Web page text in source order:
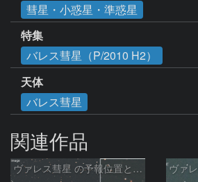
彗星・小惑星・準惑星
特集
バレス彗星（P/2010 H2）
天体
バレス彗星
関連作品
ヴァレス彗星 の予報位置とM54：2026/05/11